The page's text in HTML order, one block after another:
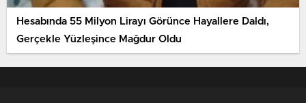
Hesabında 55 Milyon Lirayı Görünce Hayallere Daldı,
Gerçekle Yüzleşince Mağdur Oldu